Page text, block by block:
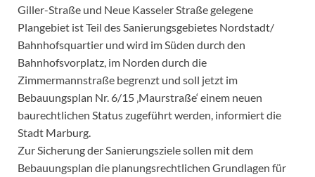
Giller-Straße und Neue Kasseler Straße gelegene
Plangebiet ist Teil des Sanierungsgebietes Nordstadt/
Bahnhofsquartier und wird im Süden durch den
Bahnhofsvorplatz, im Norden durch die
Zimmermannstraße begrenzt und soll jetzt im
Bebauungsplan Nr. 6/15 ‚Maurstraße‘ einem neuen
baurechtlichen Status zugeführt werden, informiert die
Stadt Marburg.
Zur Sicherung der Sanierungsziele sollen mit dem
Bebauungsplan die planungsrechtlichen Grundlagen für